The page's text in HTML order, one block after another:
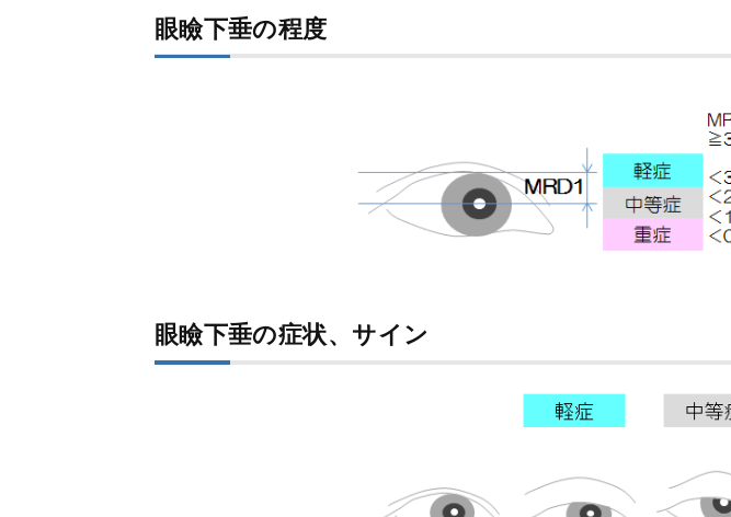
眼瞼下垂の程度
眼瞼下垂の症状、サイン